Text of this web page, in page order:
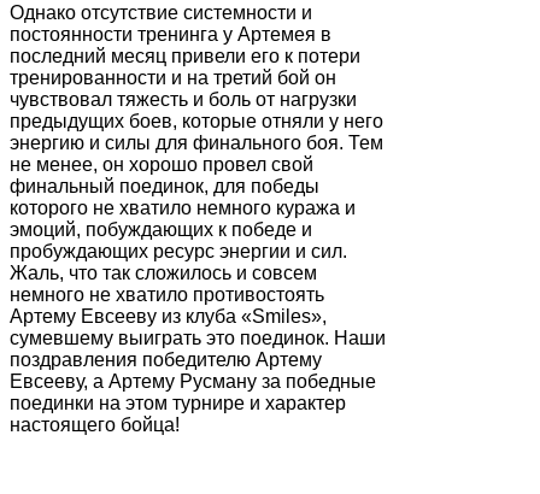
Однако отсутствие системности и
постоянности тренинга у Артемея в
последний месяц привели его к потери
тренированности и на третий бой он
чувствовал тяжесть и боль от нагрузки
предыдущих боев, которые отняли у него
энергию и силы для финального боя. Тем
не менее, он хорошо провел свой
финальный поединок, для победы
которого не хватило немного куража и
эмоций, побуждающих к победе и
пробуждающих ресурс энергии и сил.
Жаль, что так сложилось и совсем
немного не хватило противостоять
Артему Евсееву из клуба «Smiles»,
сумевшему выиграть это поединок. Наши
поздравления победителю Артему
Евсееву, а Артему Русману за победные
поединки на этом турнире и характер
настоящего бойца!